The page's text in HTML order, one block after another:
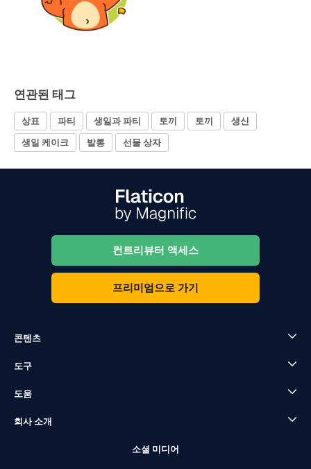
연관된 태그
상표 파티 생일과 파티 토끼 토끼
생신
생일 케이크
발롱 선물 상자
컨트리뷰터 액세스
프리미엄으로 가기
콘텐츠
도구
도움
회사 소개
소셜 미디어